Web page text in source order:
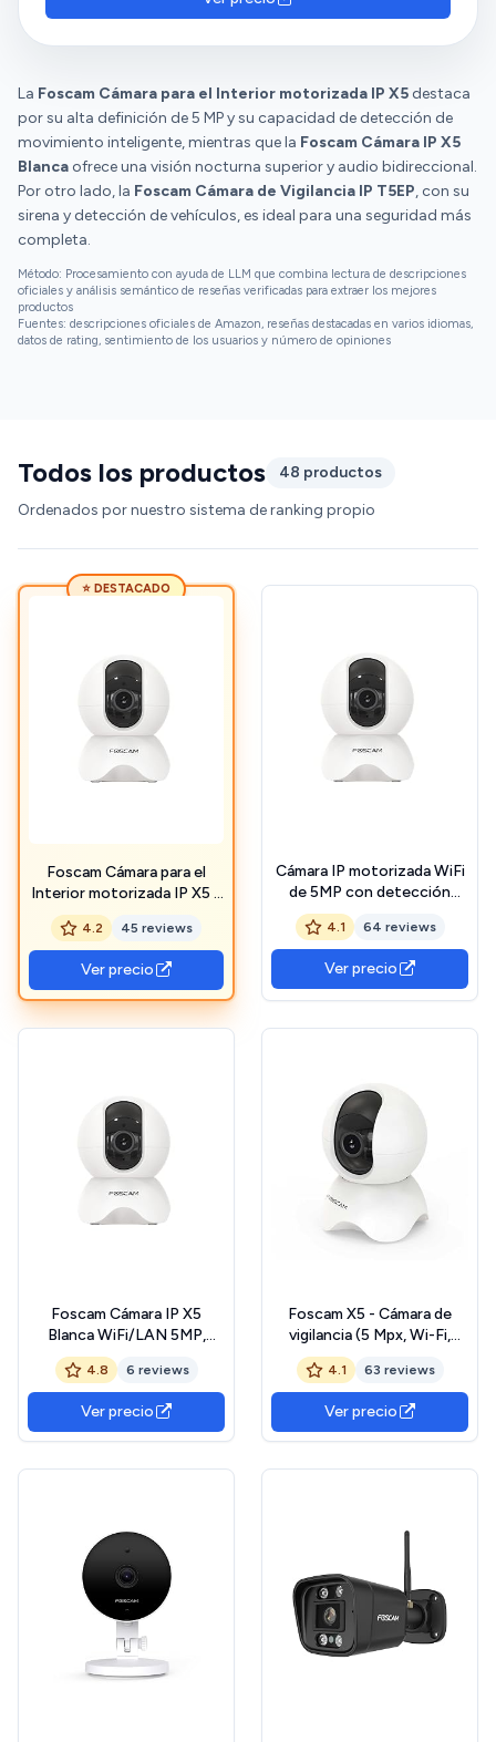
La Foscam Cámara para el Interior motorizada IP X5 destaca
por su alta definición de 5 MP y su capacidad de detección de
movimiento inteligente, mientras que la Foscam Cámara IP X5
Blanca ofrece una visión nocturna superior y audio bidireccional.
Por otro lado, la Foscam Cámara de Vigilancia IP T5EP, con su
sirena y detección de vehículos, es ideal para una seguridad más
completa.
Método: Procesamiento con ayuda de LLM que combina lectura de descripciones
oficiales y análisis semántico de reseñas verificadas para extraer los mejores
productos
Fuentes: descripciones oficiales de Amazon, reseñas destacadas en varios idiomas,
datos de rating, sentimiento de los usuarios y número de opiniones
Todos los productos
48 productos
Ordenados por nuestro sistema de ranking propio
⭐ DESTACADO
Foscam Cámara para el
Interior motorizada IP X5 –
WiFi, Alta definición 5 MP
con detección de
Movimiento Inteligente –
Vista 350°, día y Noche –
Infrarrojos de 8 m – Alexa
&amp; Google Assistant –
4.2 45 reviews
Ver precio
Cámara IP motorizada WiFi
de 5MP con detección
Inteligente de Movimiento
- X5 Blanca Foscam
4.1 64 reviews
Ver precio
Foscam Cámara IP X5
Blanca WiFi/LAN 5MP,
Seguridad, Detección
Humana, Audio, Visión
Nocturna.
4.8 6 reviews
Ver precio
Foscam X5 - Cámara de
vigilancia (5 Mpx, Wi-Fi,
inclinable y giratoria),
Blanco, 83 x 76 x 114 mm
4.1 63 reviews
Ver precio